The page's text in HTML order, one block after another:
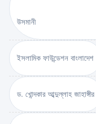
উসমানী
ইসলামিক ফাউন্ডেশন বাংলাদেশ
ড. খোন্দকার আব্দুল্লাহ জাহাঙ্গীর